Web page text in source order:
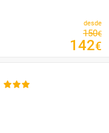
desde
150€
142€